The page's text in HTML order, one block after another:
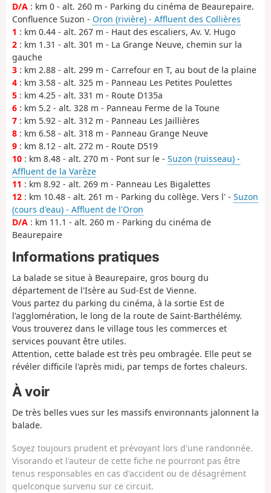
D/A : km 0 - alt. 260 m - Parking du cinéma de Beaurepaire.
Confluence Suzon - Oron (rivière) - Affluent des Collières
1 : km 0.44 - alt. 267 m - Haut des escaliers, Av. V. Hugo
2 : km 1.31 - alt. 301 m - La Grange Neuve, chemin sur la
gauche
3 : km 2.88 - alt. 299 m - Carrefour en T, au bout de la plaine
4 : km 3.58 - alt. 325 m - Panneau Les Petites Poulettes
5 : km 4.25 - alt. 331 m - Route D135a
6 : km 5.2 - alt. 328 m - Panneau Ferme de la Toune
7 : km 5.92 - alt. 312 m - Panneau Les Jaillières
8 : km 6.58 - alt. 318 m - Panneau Grange Neuve
9 : km 8.12 - alt. 272 m - Route D519
10 : km 8.48 - alt. 270 m - Pont sur le - Suzon (ruisseau) -
Affluent de la Varèze
11 : km 8.92 - alt. 269 m - Panneau Les Bigalettes
12 : km 10.48 - alt. 261 m - Parking du collège. Vers l' - Suzon
(cours d'eau) - Affluent de l'Oron
D/A : km 11.1 - alt. 260 m - Parking du cinéma de
Beaurepaire
Informations pratiques
La balade se situe à Beaurepaire, gros bourg du
département de l'Isère au Sud-Est de Vienne.
Vous partez du parking du cinéma, à la sortie Est de
l'agglomération, le long de la route de Saint-Barthélémy.
Vous trouverez dans le village tous les commerces et
services pouvant être utiles.
Attention, cette balade est très peu ombragée. Elle peut se
révéler difficile l'après midi, par temps de fortes chaleurs.
À voir
De très belles vues sur les massifs environnants jalonnent la
balade.
Soyez toujours prudent et prévoyant lors d'une randonnée.
Visorando et l'auteur de cette fiche ne pourront pas être
tenus responsables en cas d'accident ou de désagrément
quelconque survenu sur ce circuit.